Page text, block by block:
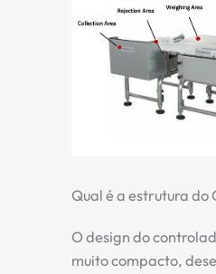
Qual é a estrutura do
O design do
muito compacto,